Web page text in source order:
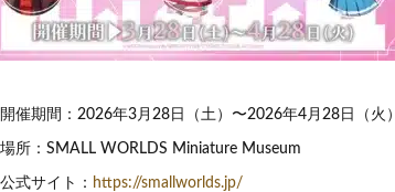
開催期間：2026年3月28日（土）〜2026年4月28日（火）
場所：SMALL WORLDS Miniature Museum
公式サイト： https://smallworlds.jp/